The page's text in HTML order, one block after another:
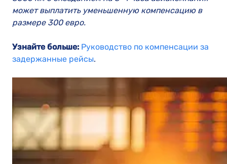
может выплатить уменьшенную компенсацию в
размере 300 евро.
Узнайте больше: Руководство по компенсации за
задержанные рейсы.